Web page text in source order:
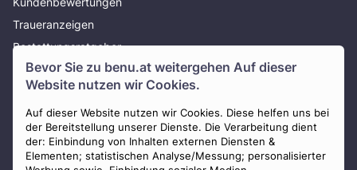
Bevor Sie zu benu.at weitergehen Auf dieser
Website nutzen wir Cookies.
Auf dieser Website nutzen wir Cookies. Diese helfen uns bei
der Bereitstellung unserer Dienste. Die Verarbeitung dient
der: Einbindung von Inhalten externen Diensten &
Elementen; statistischen Analyse/Messung; personalisierter
Traueranzeigen
Bestattungsratgeber
Über uns
Presse
AGB
Impressum
Datenschutz